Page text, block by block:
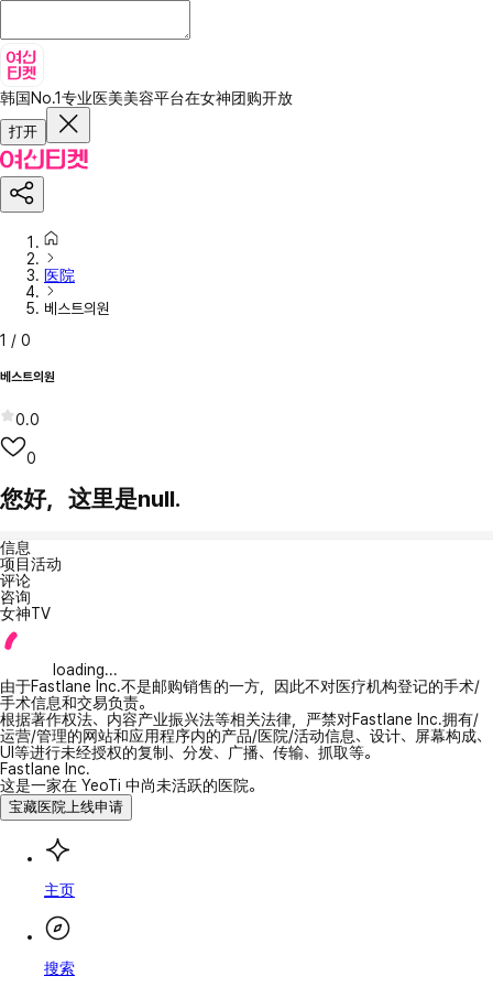
韩国No.1专业医美美容平台在女神团购开放
打开
医院
베스트의원
1 / 0
베스트의원
0.0
0
您好，这里是null.
信息
项目活动
评论
咨询
女神TV
loading...
由于Fastlane Inc.不是邮购销售的一方，因此不对医疗机构登记的手术/
手术信息和交易负责。
根据著作权法、内容产业振兴法等相关法律，严禁对Fastlane Inc.拥有/
运营/管理的网站和应用程序内的产品/医院/活动信息、设计、屏幕构成、
UI等进行未经授权的复制、分发、广播、传输、抓取等。
Fastlane Inc.
这是一家在 YeoTi 中尚未活跃的医院。
宝藏医院上线申请
主页
搜索